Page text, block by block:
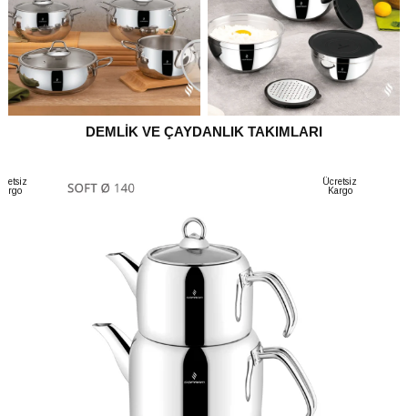
DEMLİK VE ÇAYDANLIK TAKIMLARI
Ücretsiz
Kargo